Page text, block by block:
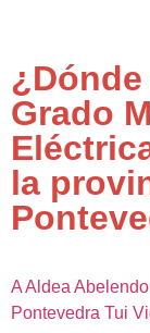
Grado
la
A AldeaAbelendo
Pontevedra Tui